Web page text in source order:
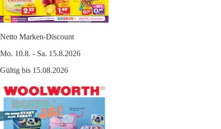
Netto Marken-Discount
Mo. 10.8. - Sa. 15.8.2026
Gültig bis 15.08.2026